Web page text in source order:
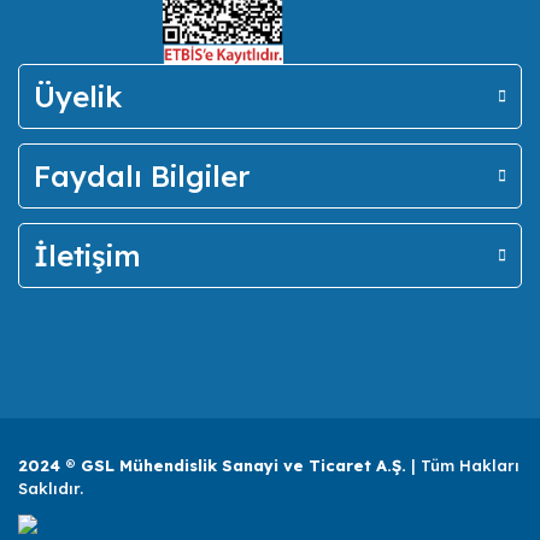
Üyelik
Faydalı Bilgiler
İletişim
2024 ® GSL Mühendislik Sanayi ve Ticaret A.Ş. | Tüm Hakları
Saklıdır.